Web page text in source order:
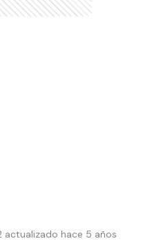
actualizado hace 5 años